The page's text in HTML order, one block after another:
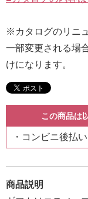
電
マ
ニ
ュ
※カタログのリニ
一部変更される場
けになります。
この商品は
コンビニ後払い
商品説明